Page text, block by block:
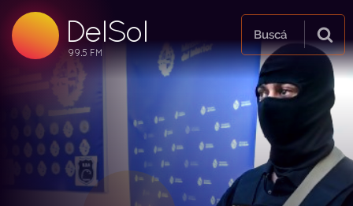
DelSol
99.5 FM
99.5 FM
99.5 FM
Buscá